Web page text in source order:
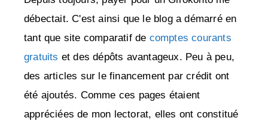
débectait. C'est ainsi que le blog a démarré en
tant que site comparatif de comptes courants
gratuits et des dépôts avantageux. Peu à peu,
des articles sur le financement par crédit ont
été ajoutés. Comme ces pages étaient
appréciées de mon lectorat, elles ont constitué